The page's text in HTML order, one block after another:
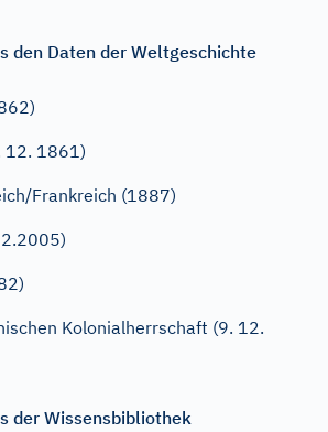
den Daten der Weltgeschichte
12. 1861)
Frankreich (1887)
Kolonialherrschaft (9. 12.
der Wissensbibliothek